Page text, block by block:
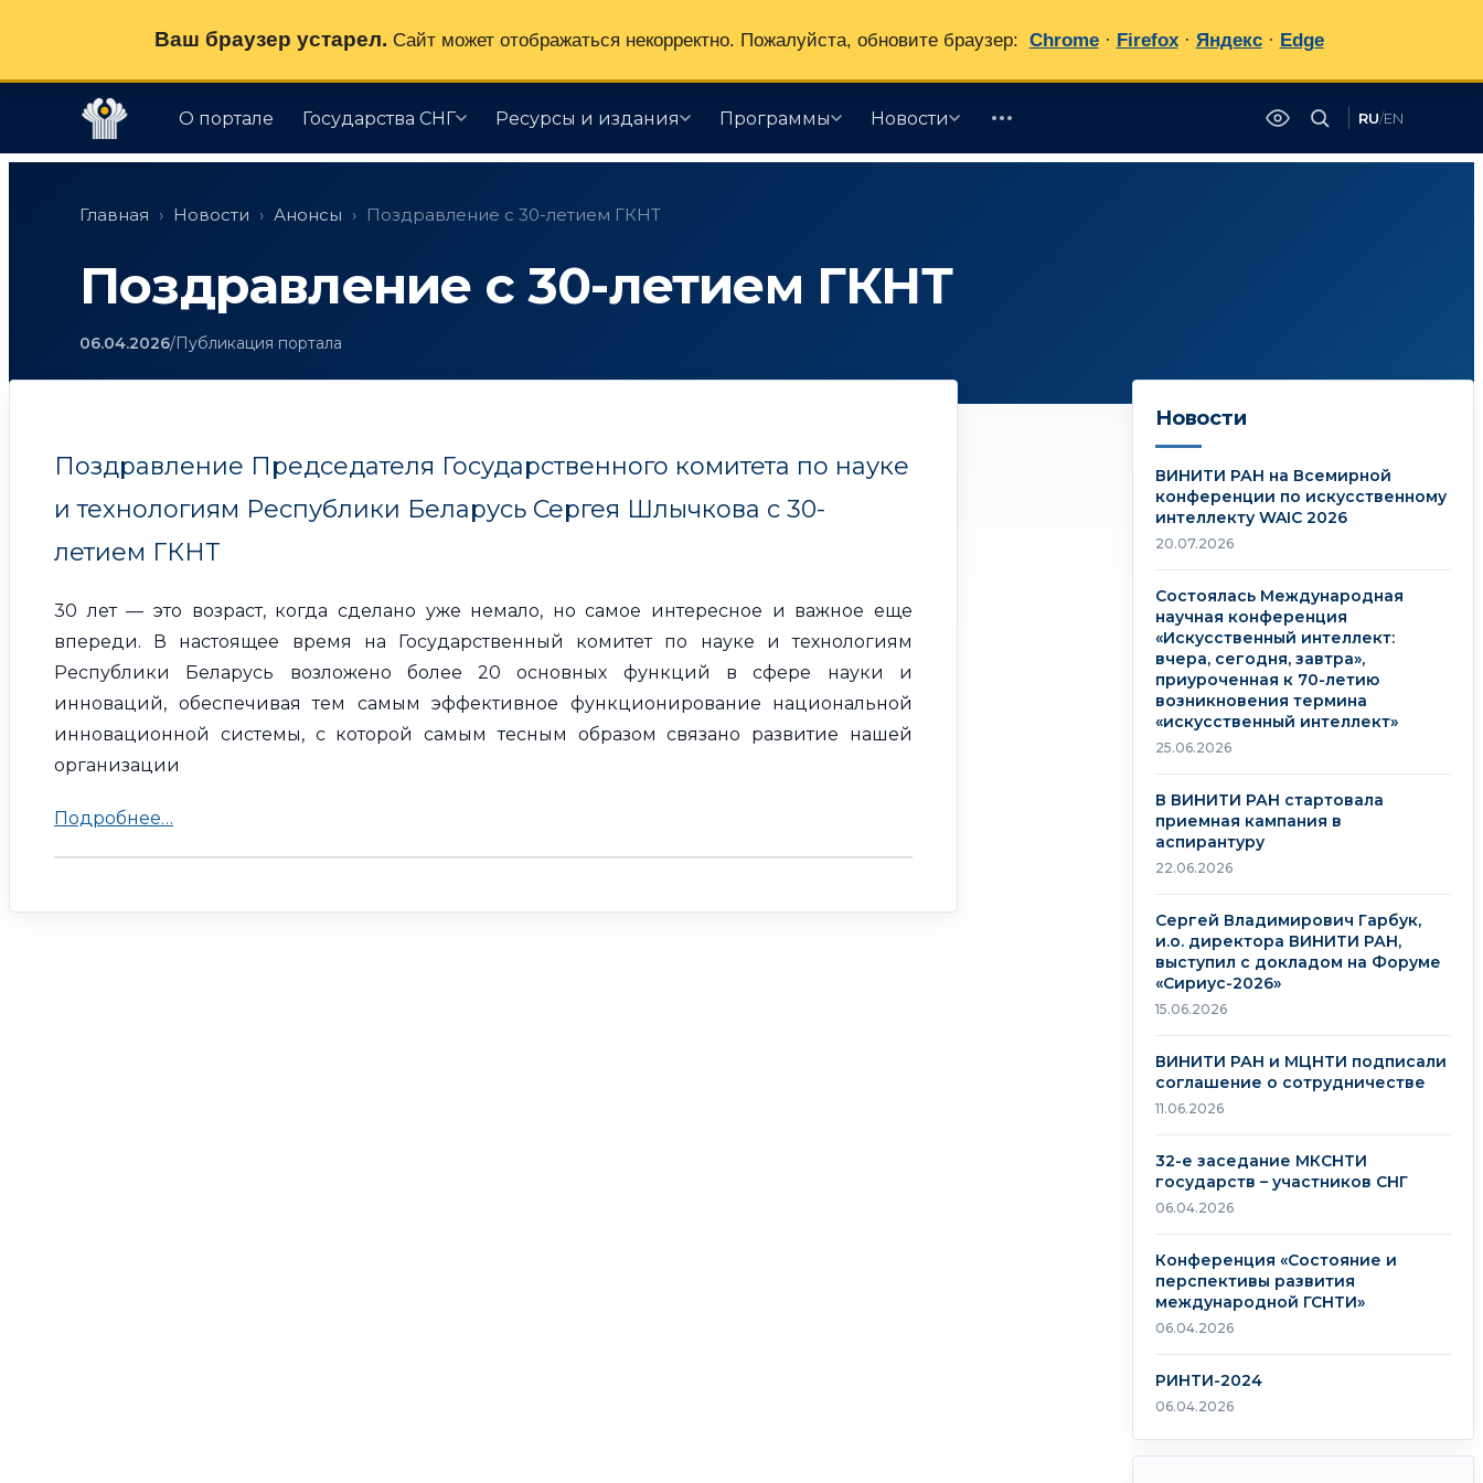
О портале Государства СНГ Ресурсы и издания Программы Новости RU/EN
Главная › Новости › Анонсы › Поздравление с 30-летием ГКНТ
Поздравление с 30-летием ГКНТ
06.04.2026/Публикация портала
Поздравление Председателя Государственного комитета по науке
и технологиям Республики Беларусь Сергея Шлычкова с 30-
летием ГКНТ
30 лет — это возраст, когда сделано уже немало, но самое интересное и важное еще
впереди. В настоящее время на Государственный комитет по науке и технологиям
Республики Беларусь возложено более 20 основных функций в сфере науки и
инноваций, обеспечивая тем самым эффективное функционирование национальной
инновационной системы, с которой самым тесным образом связано развитие нашей
организации
Подробнее…
Новости
ВИНИТИ РАН на Всемирной
конференции по искусственному
интеллекту WAIC 2026
20.07.2026
Состоялась Международная
научная конференция
«Искусственный интеллект:
вчера, сегодня, завтра»,
приуроченная к 70-летию
возникновения термина
«искусственный интеллект»
25.06.2026
В ВИНИТИ РАН стартовала
приемная кампания в
аспирантуру
22.06.2026
Сергей Владимирович Гарбук,
и.о. директора ВИНИТИ РАН,
выступил с докладом на Форуме
«Сириус-2026»
15.06.2026
ВИНИТИ РАН и МЦНТИ подписали
соглашение о сотрудничестве
11.06.2026
32-е заседание МКСНТИ
государств – участников СНГ
06.04.2026
Конференция «Состояние и
перспективы развития
международной ГСНТИ»
06.04.2026
РИНТИ-2024
06.04.2026
Ваш браузер устарел. Сайт может отображаться некорректно. Пожалуйста, обновите браузер: Chrome · Firefox · Яндекс · Edge